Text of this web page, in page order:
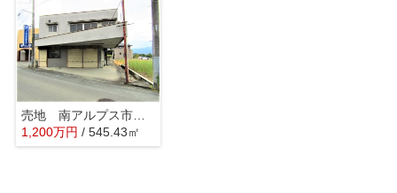
売地 南アルプス市小笠原
1,200万円 / 545.43㎡